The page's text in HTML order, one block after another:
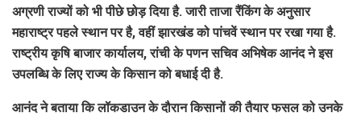
अग्रणी राज्यों को भी पीछे छोड़ दिया है. जारी ताजा रैंकिंग के अनुसार
महाराष्ट्र पहले स्थान पर है,वहीं झारखंड को पांचवें स्थान पर रखा गया है.
राष्ट्रीय कृषि बाजार कार्यालय,रांची के पणन सचिव अभिषेक आनंद ने इस
उपलब्धि के लिए राज्य के किसान को बधाई दी है.
आनंद ने बताया कि लॉकडाउन के दौरान किसानों की तैयार फसल को उनके